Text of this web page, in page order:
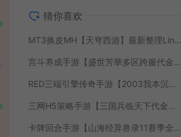
猜你喜欢
MT3换皮MH【天穹西游】最新整理Linux手工服务端+安卓苹果双端+GM后台+详细搭建教程+全套源码+视频教程
宫斗养成手游【盛世芳華多区跨服代金券本地优化版】最新整理单机一键即玩端+Linux手工服务端+CDK授权后台+安卓+详细搭建教程
RED三端引擎传奇手游【2003我本沉默】最新整理Win系服务端+安卓苹果PC三端+详细搭建教程
三网H5策略手游【三国兵临天下代金券内购七合修复版】最新整理单机一键即玩镜像端+Linux手工服务端+管理后台+GM授权后台+简易安卓客户端+详细搭建教程+视频教程
卡牌回合手游【山海经异兽录11赛季全人物代金券内购版】最新整理WIN系服务端+授权GM后台+管理后台+热更修改工具+安卓+详细搭建教程